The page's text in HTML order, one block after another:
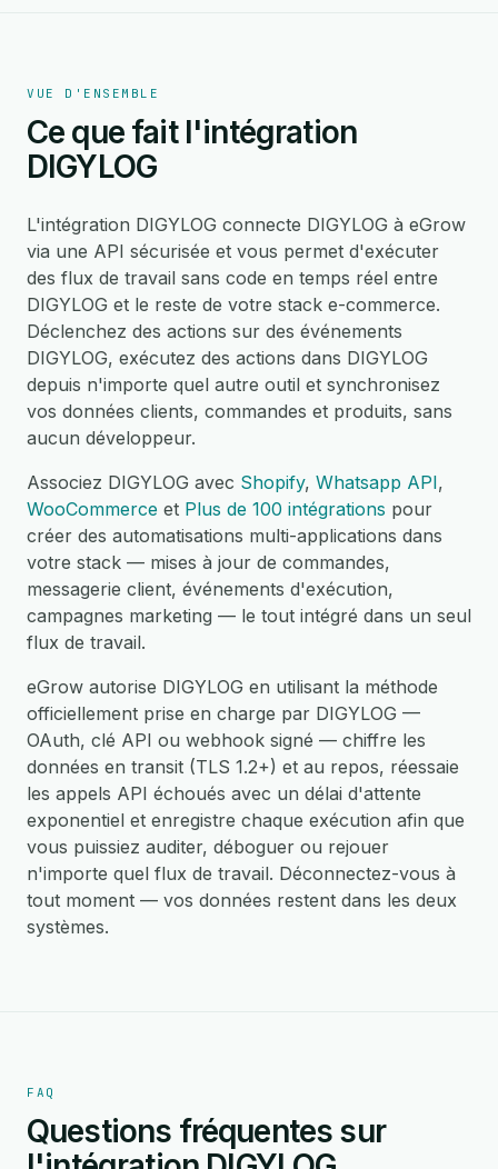
VUE D'ENSEMBLE
Ce que fait l'intégration
DIGYLOG
L'intégration DIGYLOG connecte DIGYLOG à eGrow
via une API sécurisée et vous permet d'exécuter
des flux de travail sans code en temps réel entre
DIGYLOG et le reste de votre stack e-commerce.
Déclenchez des actions sur des événements
DIGYLOG, exécutez des actions dans DIGYLOG
depuis n'importe quel autre outil et synchronisez
vos données clients, commandes et produits, sans
aucun développeur.
Associez DIGYLOG avec Shopify, Whatsapp API,
WooCommerce et Plus de 100 intégrations pour
créer des automatisations multi-applications dans
votre stack — mises à jour de commandes,
messagerie client, événements d'exécution,
campagnes marketing — le tout intégré dans un seul
flux de travail.
eGrow autorise DIGYLOG en utilisant la méthode
officiellement prise en charge par DIGYLOG —
OAuth, clé API ou webhook signé — chiffre les
données en transit (TLS 1.2+) et au repos, réessaie
les appels API échoués avec un délai d'attente
exponentiel et enregistre chaque exécution afin que
vous puissiez auditer, déboguer ou rejouer
n'importe quel flux de travail. Déconnectez-vous à
tout moment — vos données restent dans les deux
systèmes.
FAQ
Questions fréquentes sur